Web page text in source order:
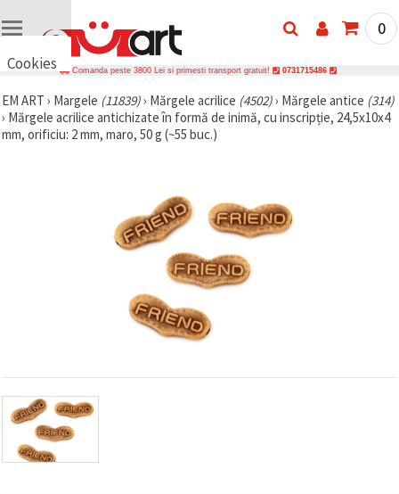
Cookies
vrem să vă
oferim
câteva
cookie -uri.
vizitele.
Puteți fi de
acord să
utilizați
toate
0
Comanda peste 3800 Lei si primesti transport gratuit! 0731715486
EM ART › Margele (11839)› Mărgele acrilice (4502)› Mărgele antice (314)
› Mărgele acrilice antichizate în formă de inimă, cu inscripție, 24,5x10x4
mm, orificiu: 2 mm, maro, 50 g (~55 buc.)